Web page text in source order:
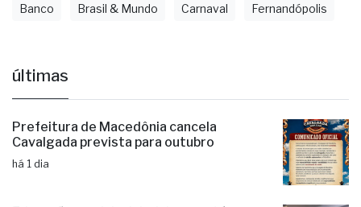
Banco Brasil & Mundo Carnaval Fernandópolis
últimas
Prefeitura de Macedônia cancela
Cavalgada prevista para outubro
há 1 dia